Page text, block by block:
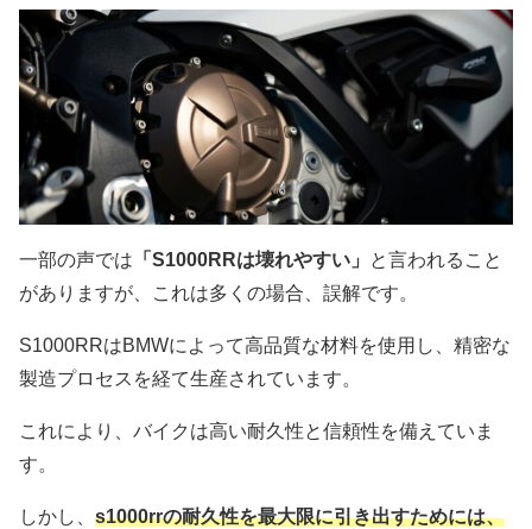
一部の声では 「S1000RRは壊れやすい」
と言われること
がありますが、これは多くの場合、誤解です。
S1000RRはBMWによって高品質な材料を使用し、精密な
製造プロセスを経て生産されています。
これにより、バイクは高い耐久性と信頼性を備えていま
す。
しかし、 s1000rrの耐久性を最大限に引き出すためには、